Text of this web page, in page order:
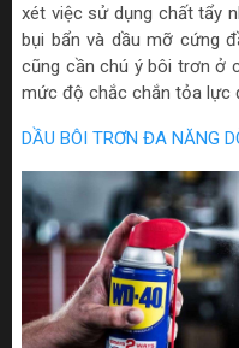
xét việc sử dụng chất tẩy
bụi bẩn và dầu mỡ cứng
cũng cần chú ý bôi trơn ở
mức độ chắc chắn tỏa lực
DẦU BÔI TRƠN ĐA NĂNG